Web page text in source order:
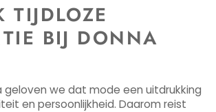
TIJDLOZE
BIJ DONNA
geloven we dat mode een uitdrukking
en persoonlijkheid. Daarom reist